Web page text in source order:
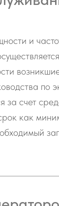
и
по
за счет
как